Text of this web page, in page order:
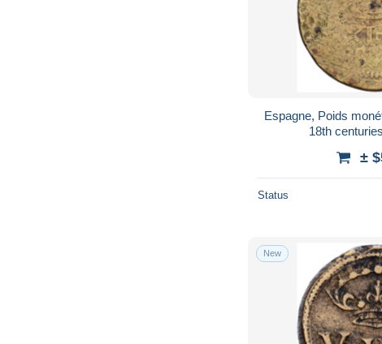
Espagne, Poids
18th
±
Status
New